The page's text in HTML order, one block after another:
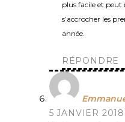
plus facile et
s’accrocher les
année.
RÉPONDRE
5 JANVIER